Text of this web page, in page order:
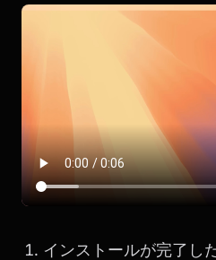
インストールが完了し